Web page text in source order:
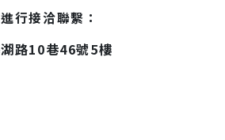
行接洽聯繫：
路10巷46號5樓